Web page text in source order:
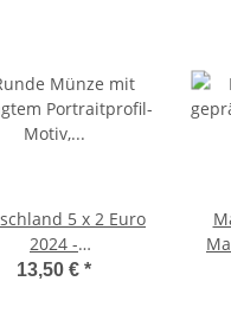
5 x 2 Euro
2024 -
13,50 € *